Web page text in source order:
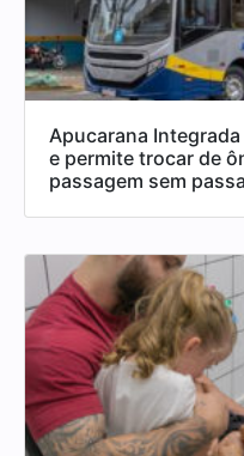
Apucarana
e permite trocar de
passagem sem